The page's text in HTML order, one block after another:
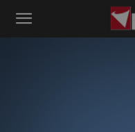
Instinkt